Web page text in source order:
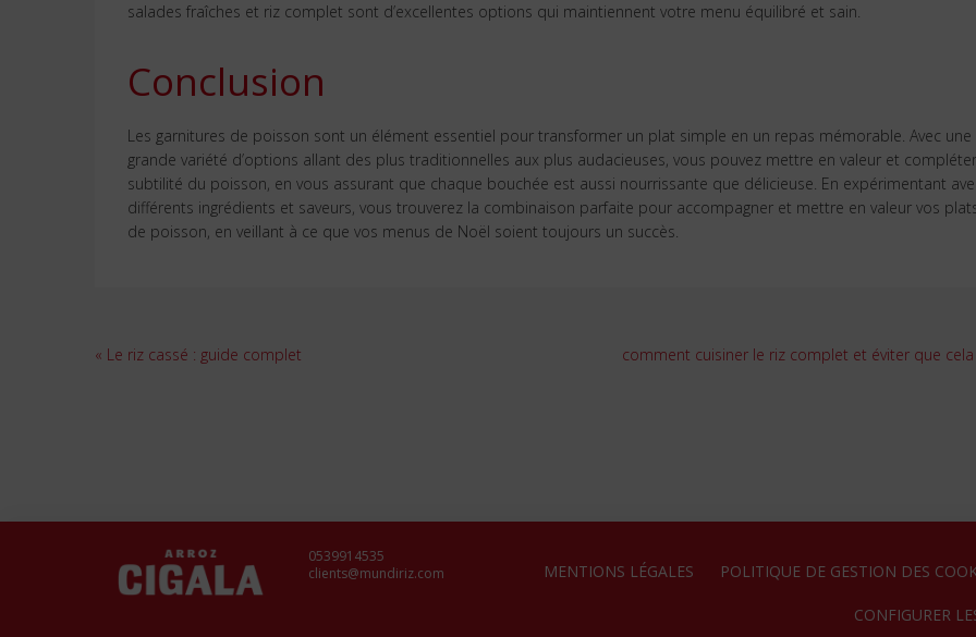
salades fraîches et riz complet sont d’excellentes options qui maintiennent votre menu équilibré et sain.
Conclusion
Les garnitures de poisson sont un élément essentiel pour transformer un plat simple en un repas mémorable. Avec une
grande variété d’options allant des plus traditionnelles aux plus audacieuses, vous pouvez mettre en valeur et
subtilité du poisson, en vous assurant que chaque bouchée est aussi nourrissante que délicieuse. En expérimentant
différents ingrédients et saveurs, vous trouverez la combinaison parfaite pour accompagner et mettre en valeur vos
de poisson, en veillant à ce que vos menus de Noël soient toujours un succès.
Navigation
« Le riz cassé : guide complet comment cuisiner le riz complet et éviter que
0539914535
clients@mundiriz.com
MENTIONS LÉGALES POLITIQUE DE GESTION DES
CONFIGURER